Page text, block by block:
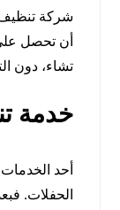
أن تحصل
تشاء، دون
خدمة
أحد
الحفلات.